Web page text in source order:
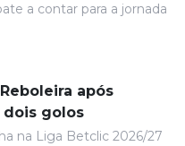
a contar para a jornada
após
golos
na Liga Betclic 2026/27